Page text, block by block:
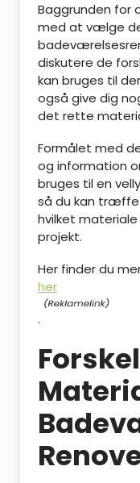
Baggrunden for
med at vælge
diskutere de
kan bruges til
også give dig
det rette
Formålet med
og information
bruges til en
så du kan
hvilket
projekt.
Her finder du
her
.